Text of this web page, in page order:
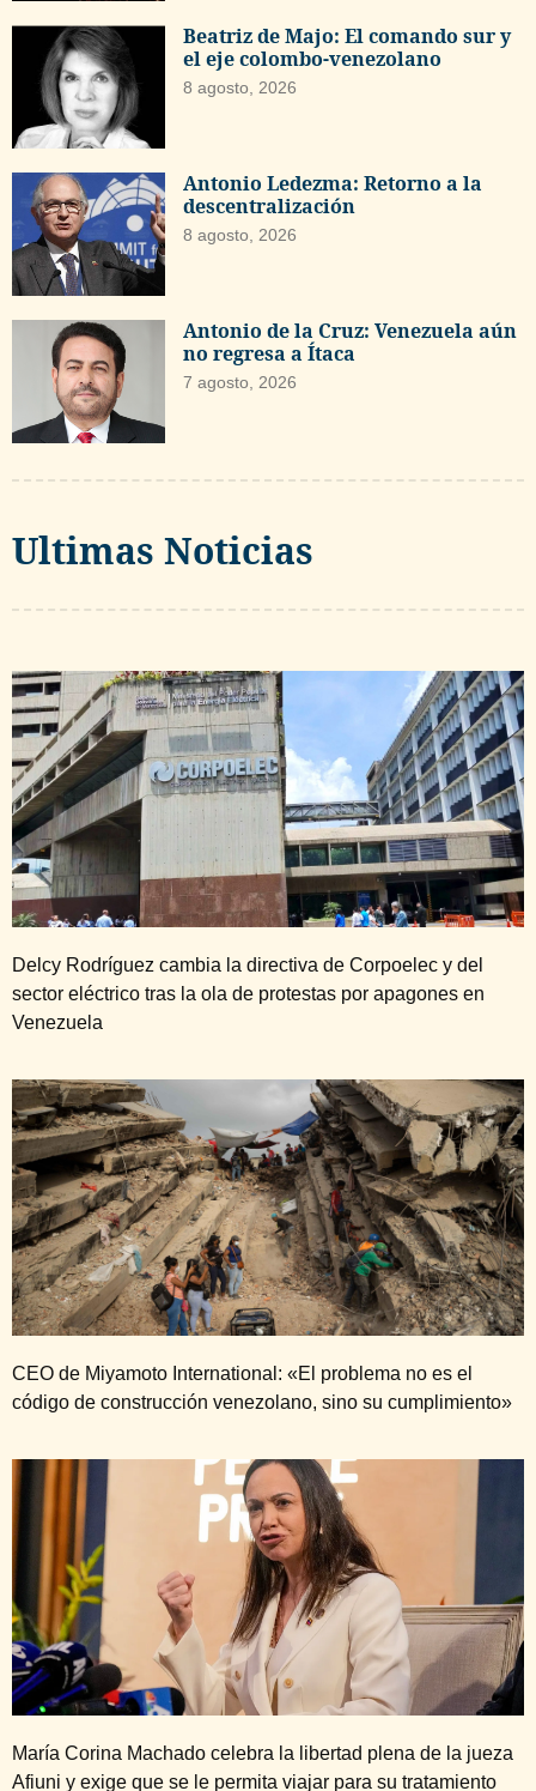
Beatriz de Majo: El comando sur y
el eje colombo-venezolano
8 agosto, 2026
Antonio Ledezma: Retorno a la
descentralización
8 agosto, 2026
Antonio de la Cruz: Venezuela aún
no regresa a Ítaca
7 agosto, 2026
Ultimas Noticias
Delcy Rodríguez cambia la directiva de Corpoelec y del
sector eléctrico tras la ola de protestas por apagones en
Venezuela
CEO de Miyamoto International: «El problema no es el
código de construcción venezolano, sino su cumplimiento»
María Corina Machado celebra la libertad plena de la jueza
Afiuni y exige que se le permita viajar para su tratamiento